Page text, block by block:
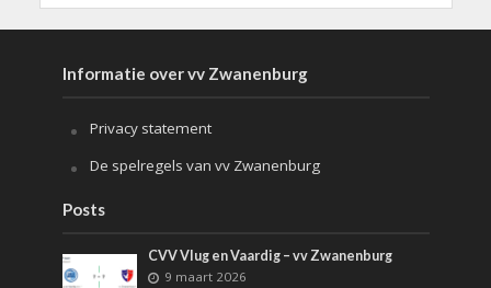
Informatie over vv Zwanenburg
Privacy statement
De spelregels van vv Zwanenburg
Posts
CVV Vlug en Vaardig – vv Zwanenburg
9 maart 2026